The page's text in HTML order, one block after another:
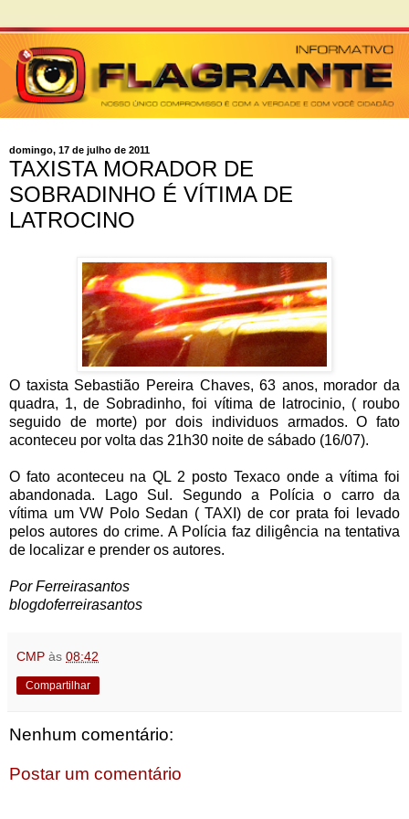
domingo, 17 de julho de 2011
TAXISTA MORADOR DE
SOBRADINHO É VÍTIMA DE
LATROCINO
O taxista Sebastião Pereira Chaves, 63 anos, morador da
quadra, 1, de Sobradinho, foi vítima de latrocinio, ( roubo
seguido de morte) por dois individuos armados. O fato
aconteceu por volta das 21h30 noite de sábado (16/07).
O fato aconteceu na QL 2 posto Texaco onde a vítima foi
abandonada. Lago Sul. Segundo a Polícia o carro da
vítima um VW Polo Sedan ( TAXI) de cor prata foi levado
pelos autores do crime. A Polícia faz diligência na tentativa
de localizar e prender os autores.
Por Ferreirasantos
blogdoferreirasantos
CMP às 08:42
Compartilhar
Nenhum comentário:
Postar um comentário